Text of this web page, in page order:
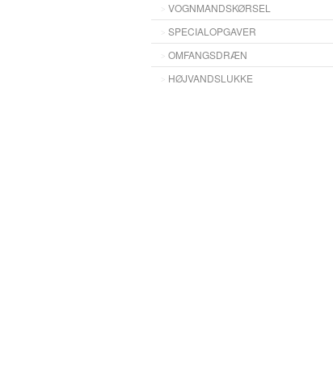
VOGNMANDSKØRSEL
SPECIALOPGAVER
OMFANGSDRÆN
HØJVANDSLUKKE